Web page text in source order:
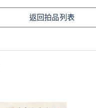
返回拍品列表